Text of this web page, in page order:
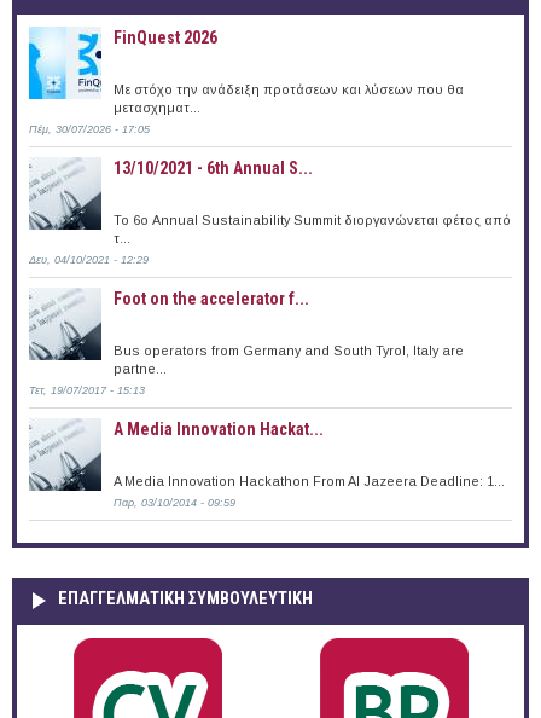
FinQuest 2026
Με στόχο την ανάδειξη προτάσεων και λύσεων που θα
μετασχηματ...
Πέμ, 30/07/2026 - 17:05
13/10/2021 - 6th Annual S...
To 6ο Annual Sustainability Summit διοργανώνεται φέτος από
τ...
Δευ, 04/10/2021 - 12:29
Foot on the accelerator f...
Bus operators from Germany and South Tyrol, Italy are
partne...
Τετ, 19/07/2017 - 15:13
A Media Innovation Hackat...
A Media Innovation Hackathon From Al Jazeera Deadline: 1...
Παρ, 03/10/2014 - 09:59
ΕΠΑΓΓΕΛΜΑΤΙΚΉ ΣΥΜΒΟΥΛΕΥΤΙΚΉ